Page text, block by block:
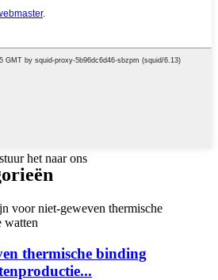
het naar ons
thermische binding